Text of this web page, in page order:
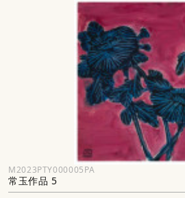
M2023PTY000005PA
常玉作品 5